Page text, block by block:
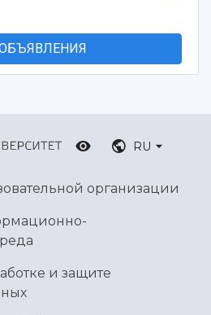
RU
организации
и защите